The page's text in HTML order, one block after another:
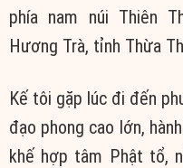
phía nam núi Thiên
Hương Trà, tỉnh Thừa
Kế tôi gặp lúc đi đến
đạo phong cao lớn,
khế hợp tâm Phật tổ,